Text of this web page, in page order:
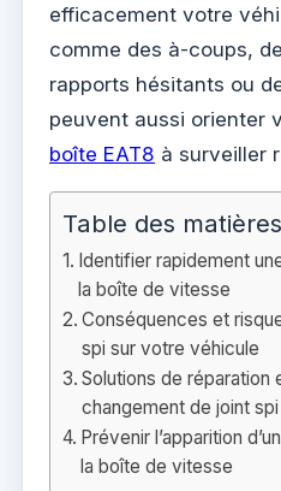
efficacement votre
comme des à-coups,
rapports hésitants ou
peuvent aussi orienter
boîte EAT8 à surveiller
Table des matières
Identifier rapidement
la boîte de vitesse
Conséquences et
spi sur votre véhicule
Solutions de réparation
changement de joint
Prévenir l’apparition
la boîte de vitesse